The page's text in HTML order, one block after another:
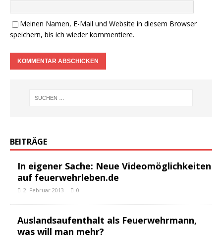
Meinen Namen, E-Mail und Website in diesem Browser
speichern, bis ich wieder kommentiere.
BEITRÄGE
In eigener Sache: Neue Videomöglichkeiten
auf feuerwehrleben.de
2. Februar 2013 0
Auslandsaufenthalt als Feuerwehrmann,
was will man mehr?